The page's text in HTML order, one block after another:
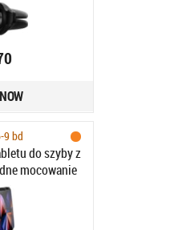
9 bd
do szyby z
mocowanie